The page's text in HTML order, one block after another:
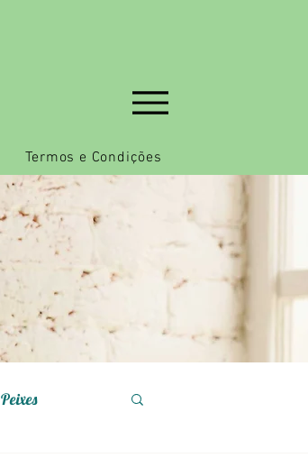
Termos e Condições
Peixes